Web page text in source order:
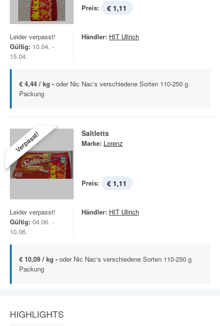
Preis: € 1,11
Leider verpasst!
Gültig: 10.04. -
15.04.
Händler: HIT Ullrich
€ 4,44 / kg - oder Nic Nac‘s verschiedene Sorten 110-250 g
Packung
Verpasst! Saltletts
Marke: Lorenz
Preis: € 1,11
Leider verpasst!
Gültig: 04.06. -
10.06.
Händler: HIT Ullrich
€ 10,09 / kg - oder Nic Nac‘s verschiedene Sorten 110-250 g
Packung
HIGHLIGHTS